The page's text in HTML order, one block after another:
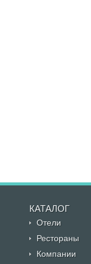
КАТАЛОГ
Отели
Рестораны
Компании